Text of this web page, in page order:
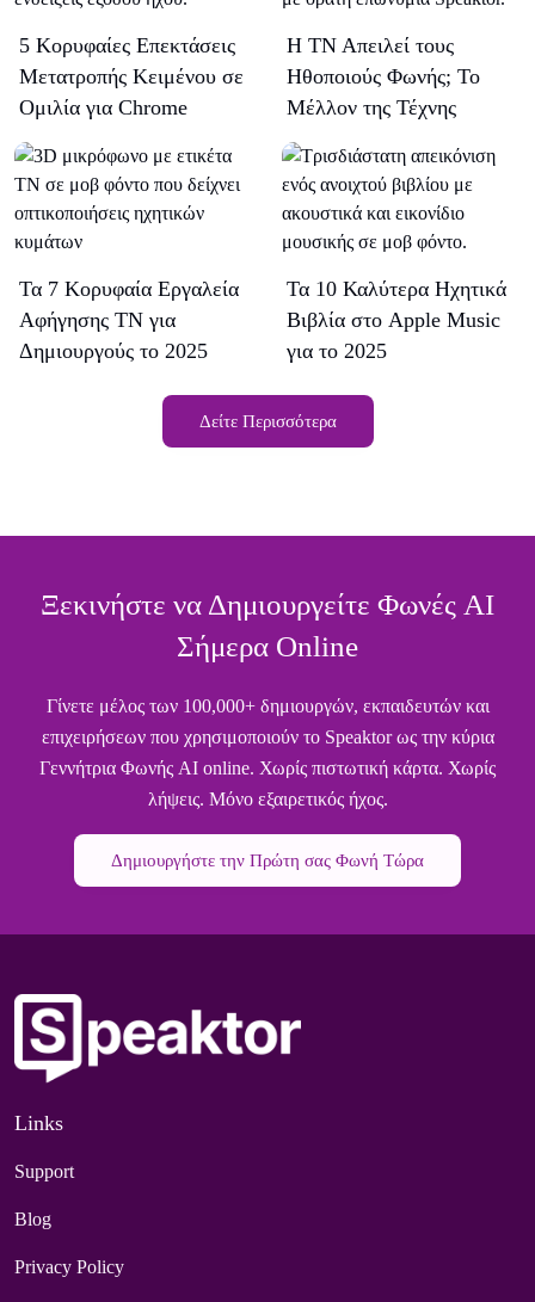
5 Κορυφαίες Επεκτάσεις
Μετατροπής Κειμένου σε
Ομιλία για Chrome
Η ΤΝ Απειλεί τους
Ηθοποιούς Φωνής; Το
Μέλλον της Τέχνης
Τα 7 Κορυφαία Εργαλεία
Αφήγησης ΤΝ για
Δημιουργούς το 2025
Τα 10 Καλύτερα Ηχητικά
Βιβλία στο Apple Music
για το 2025
Δείτε Περισσότερα
Ξεκινήστε να Δημιουργείτε Φωνές AI
Σήμερα Online
Γίνετε μέλος των 100,000+ δημιουργών, εκπαιδευτών και
επιχειρήσεων που χρησιμοποιούν το Speaktor ως την κύρια
Γεννήτρια Φωνής AI online. Χωρίς πιστωτική κάρτα. Χωρίς
λήψεις. Μόνο εξαιρετικός ήχος.
Δημιουργήστε την Πρώτη σας Φωνή Τώρα
Links
Support
Blog
Privacy Policy